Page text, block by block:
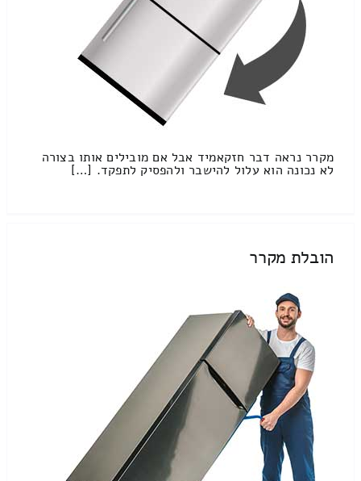
מקרר נראה דבר חזקאמיד אבל אם מובילים אותו בצורה
לא נכונה הוא עלול להישבר ולהפסיק לתפקד. […]
הובלת מקרר